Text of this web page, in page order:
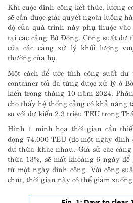
Khi cuộc đình công kết thúc, lượng
sẽ cần được giải quyết ngoài luồng
độ của quá trình này phụ thuộc
tại các cảng Bờ Đông. Công suất dư
của các cảng xử lý khối lượng
thường của họ.
Một cách để ước tính công suất
container tối đa từng được xử lý ở
kiến ​​trong tháng 10 năm 2024.
cho thấy hệ thống cảng có khả năng
so với dự kiến ​​2,3 triệu TEU trong
Hình 1 minh họa thời gian cần
đọng 74.000 TEU (do một ngày đình
dư thừa khác nhau. Giả sử các
thừa 13%, sẽ mất khoảng 6 ngày
từ một ngày đình công. Với công
chút, thời gian này có thể giảm